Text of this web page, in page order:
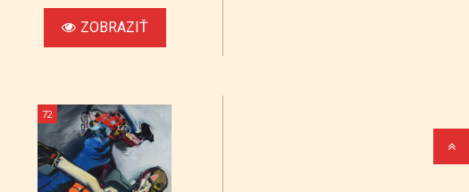
ZOBRAZIŤ
72